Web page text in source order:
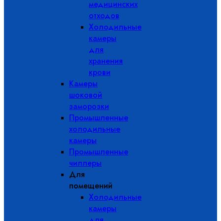
медицинских
отходов
Холодильные
камеры
для
хранения
крови
Камеры
шоковой
заморозки
Промышленные
холодильные
камеры
Промышленные
чиллеры
Для
помещений
Холодильные
камеры